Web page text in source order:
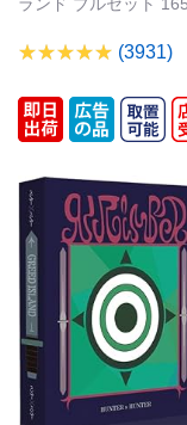
(3931)